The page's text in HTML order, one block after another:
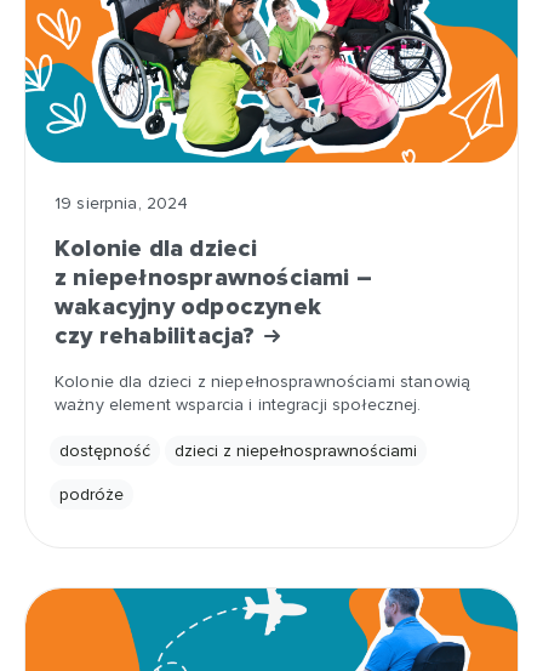
19 sierpnia, 2024
Kolonie dla dzieci
z niepełnosprawnościami –
wakacyjny odpoczynek
czy rehabilitacja?
Kolonie dla dzieci z niepełnosprawnościami stanowią
ważny element wsparcia i integracji społecznej.
dostępność dzieci z niepełnosprawnościami
podróże